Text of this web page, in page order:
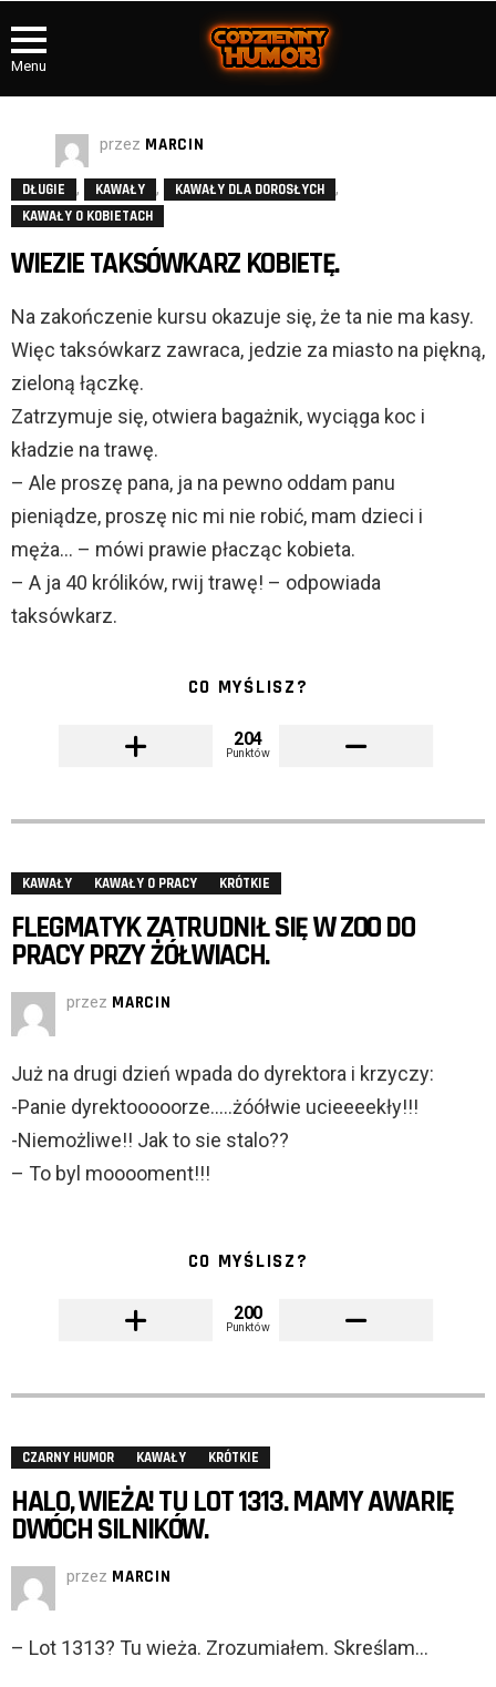
Menu
przez MARCIN
DŁUGIE , KAWAŁY , KAWAŁY DLA DOROSŁYCH ,
KAWAŁY O KOBIETACH
WIEZIE TAKSÓWKARZ KOBIETĘ.
Na zakończenie kursu okazuje się, że ta nie ma kasy.
Więc taksówkarz zawraca, jedzie za miasto na piękną,
zieloną łączkę.
Zatrzymuje się, otwiera bagażnik, wyciąga koc i
kładzie na trawę.
– Ale proszę pana, ja na pewno oddam panu
pieniądze, proszę nic mi nie robić, mam dzieci i
męża… – mówi prawie płacząc kobieta.
– A ja 40 królików, rwij trawę! – odpowiada
taksówkarz.
CO MYŚLISZ?
204
Punktów
KAWAŁY KAWAŁY O PRACY KRÓTKIE
FLEGMATYK ZATRUDNIŁ SIĘ W ZOO DO
PRACY PRZY ŻÓŁWIACH.
przez MARCIN
Już na drugi dzień wpada do dyrektora i krzyczy:
-Panie dyrektooooorze…..żóółwie ucieeeekły!!!
-Niemożliwe!! Jak to sie stalo??
– To byl mooooment!!!
CO MYŚLISZ?
200
Punktów
CZARNY HUMOR KAWAŁY KRÓTKIE
HALO, WIEŻA! TU LOT 1313. MAMY AWARIĘ
DWÓCH SILNIKÓW.
przez MARCIN
– Lot 1313? Tu wieża. Zrozumiałem. Skreślam…